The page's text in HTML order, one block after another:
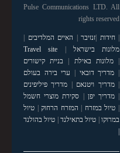
Pulse Communications LTD. All
rights reserved
|חידות |זנזיבר | האיים המלדיבים |
מלונות בישראל |
Travel site
|מלונות באילת | בניית קישורים
| מדריך דובאי | ערי בירה בעולם
|מדריך ויטנאם | מדריך פיליפינים
|מדריך יפן | סקירת מוצרי חשמל
| טיול במזרח | המזרח הרחוק| טיול
במרוקו| טיול בתאילנד| טיול בהולנד
|